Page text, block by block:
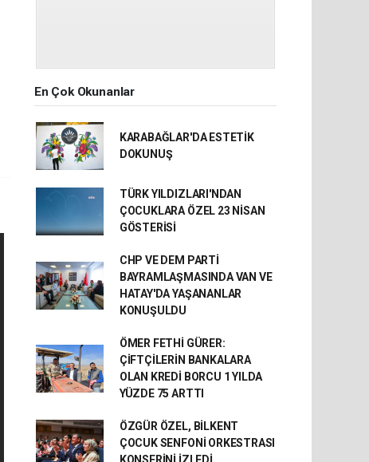
En Çok Okunanlar
KARABAĞLAR'DA ESTETİK
DOKUNUŞ
TÜRK YILDIZLARI'NDAN
ÇOCUKLARA ÖZEL 23 NİSAN
GÖSTERİSİ
CHP VE DEM PARTİ
BAYRAMLAŞMASINDA VAN VE
HATAY'DA YAŞANANLAR
KONUŞULDU
ÖMER FETHİ GÜRER:
ÇİFTÇİLERİN BANKALARA
OLAN KREDİ BORCU 1 YILDA
YÜZDE 75 ARTTI
ÖZGÜR ÖZEL, BİLKENT
ÇOCUK SENFONİ ORKESTRASI